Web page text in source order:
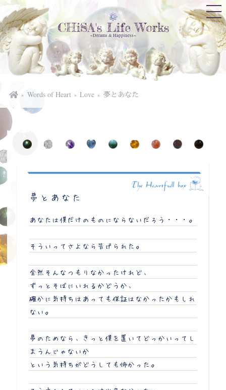
CHiSA's Life Works
~Dreams & Happiness~
Words of Heart Love 夢とあなた
夢とあなた
あなたは僕だけのものにならないだろう・・・。
そういってさよなら告げられた。
全然そんなつもりなかったけれど、
ずっとそばにいれるかどうか、
確かに気持ちはあっても保証はなかったかもしれ
ない。
夢のためなら、きっと僕を置いてどっかいってし
まうんじゃないか
という気持ちがどうしても怖かった。